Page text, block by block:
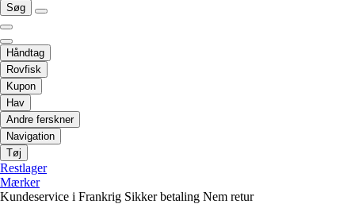
Søg
Håndtag
Rovfisk
Kupon
Hav
Andre ferskner
Navigation
Tøj
Restlager
Mærker
Kundeservice i Frankrig Sikker betaling Nem retur